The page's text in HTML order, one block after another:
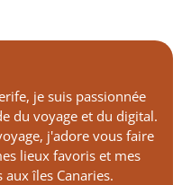
je suis passionnée
du voyage et du digital.
j'adore vous faire
lieux favoris et mes
aux îles Canaries.